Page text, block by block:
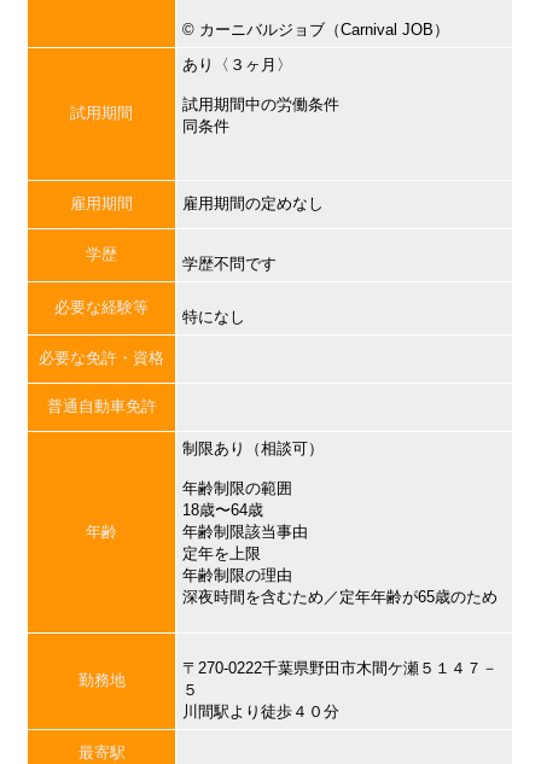
©︎ カーニバルジョブ（Carnival JOB）
試用期間
あり〈３ヶ月〉
試用期間中の労働条件
同条件
雇用期間 雇用期間の定めなし
学歴
学歴不問です
必要な経験等
特になし
必要な免許・資格
普通自動車免許
年齢
制限あり（相談可）
年齢制限の範囲
18歳〜64歳
年齢制限該当事由
定年を上限
年齢制限の理由
深夜時間を含むため／定年年齢が65歳のため
勤務地
〒270-0222千葉県野田市木間ケ瀬５１４７－
５
川間駅より徒歩４０分
最寄駅